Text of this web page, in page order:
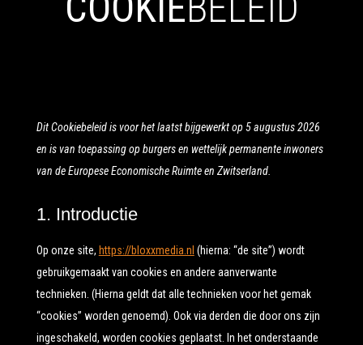
Dit Cookiebeleid is voor het laatst bijgewerkt op 5 augustus 2026
en is van toepassing op burgers en wettelijk permanente inwoners
van de Europese Economische Ruimte en Zwitserland.
1. Introductie
Op onze site, https://bloxxmedia.nl (hierna: “de site”) wordt
gebruikgemaakt van cookies en andere aanverwante
technieken. (Hierna geldt dat alle technieken voor het gemak
“cookies” worden genoemd). Ook via derden die door ons zijn
ingeschakeld, worden cookies geplaatst. In het onderstaande